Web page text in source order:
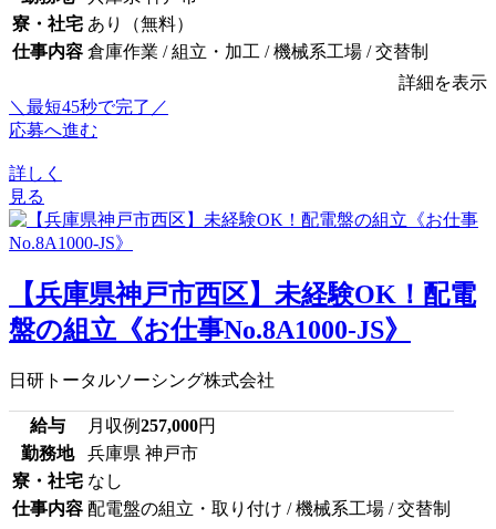
寮・社宅 あり（無料）
仕事内容 倉庫作業 / 組立・加工 / 機械系工場 / 交替制
詳細を表示
＼最短45秒で完了／
応募へ進む
詳しく
見る
【兵庫県神戸市西区】未経験OK！配電
盤の組立《お仕事No.8A1000-JS》
日研トータルソーシング株式会社
給与 月収例257,000円
勤務地
兵庫県 神戸市
寮・社宅 なし
仕事内容 配電盤の組立・取り付け / 機械系工場 / 交替制